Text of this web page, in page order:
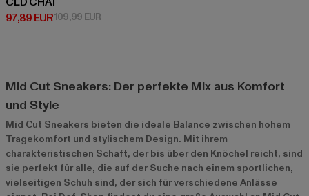
97,89 EUR
Derzeitiger Preis: 97,89 EUR
109,99 EURAktionspreis: 109,99 EUR
Mid Cut Sneakers: Der perfekte Mix aus Komfort
und Style
Mid Cut Sneakers bieten die ideale Balance zwischen hohem
Tragekomfort und stylischem Design. Mit ihrem
charakteristischen Schaft, der bis über den Knöchel reicht, sind
sie perfekt für alle, die auf der Suche nach einem sportlichen,
vielseitigen Schuh sind, der sich für verschiedene Anlässe